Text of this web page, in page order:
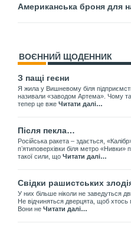
Американська броня для
ВОЄННИЙ ЩОДЕННИК
З пащі геєни
Я жила у Вишневому біля
називали «заводом Артема». Чому
тепер це вже Читати далі…
Після пекла…
Російська ракета – здається,
пʼятиповерхівки біля метро
такої сили, що Читати далі…
Свідки рашистських
У них більше ніколи не заведуться
Не відчиняться дверцята, щоб хтось
Вони не Читати далі…